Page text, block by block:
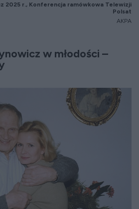
2025 r., Konferencja ramówkowa Telewizji
Polsat
AKPA
w młodości –